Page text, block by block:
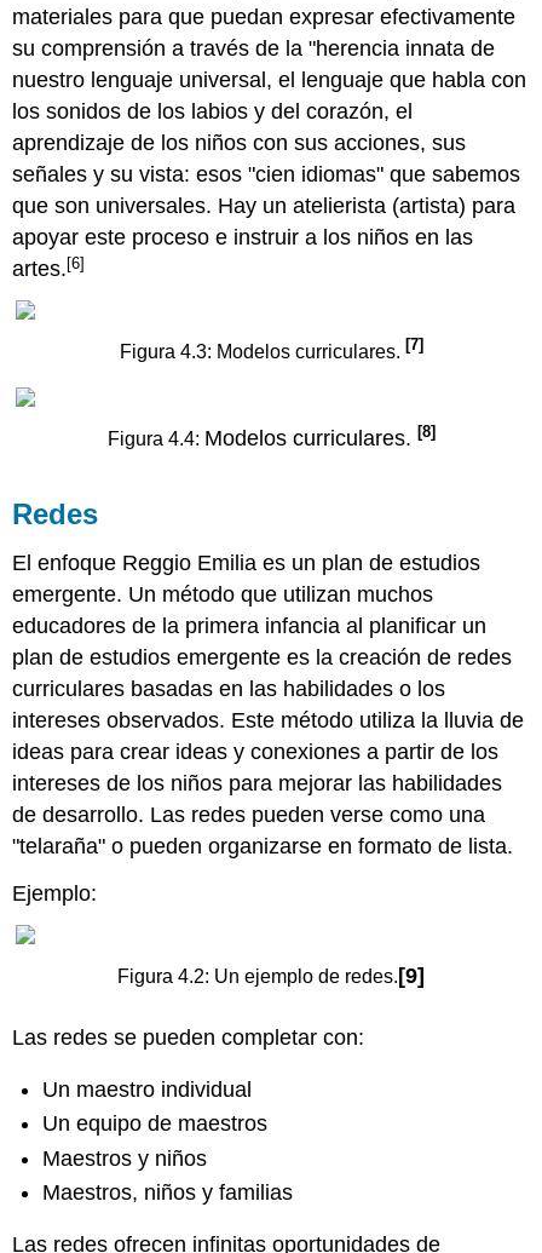
materiales para que puedan expresar efectivamente
su comprensión a través de la "herencia innata de
nuestro lenguaje universal, el lenguaje que habla con
los sonidos de los labios y del corazón, el
aprendizaje de los niños con sus acciones, sus
señales y su vista: esos "cien idiomas" que sabemos
que son universales. Hay un atelierista (artista) para
apoyar este proceso e instruir a los niños en las
artes.[6]
Figura 4.3: Modelos curriculares. [7]
Figura 4.4: Modelos curriculares. [8]
Redes
El enfoque Reggio Emilia es un plan de estudios
emergente. Un método que utilizan muchos
educadores de la primera infancia al planificar un
plan de estudios emergente es la creación de redes
curriculares basadas en las habilidades o los
intereses observados. Este método utiliza la lluvia de
ideas para crear ideas y conexiones a partir de los
intereses de los niños para mejorar las habilidades
de desarrollo. Las redes pueden verse como una
"telaraña" o pueden organizarse en formato de lista.
Ejemplo:
Figura 4.2: Un ejemplo de redes.[9]
Las redes se pueden completar con:
Un maestro individual
Un equipo de maestros
Maestros y niños
Maestros, niños y familias
Las redes ofrecen infinitas oportunidades de